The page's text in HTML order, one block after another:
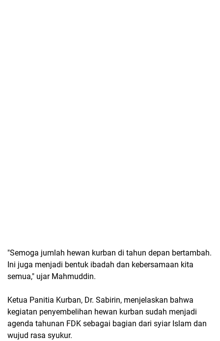
"Semoga jumlah hewan kurban di tahun depan bertambah.
Ini juga menjadi bentuk ibadah dan kebersamaan kita
semua," ujar Mahmuddin.
Ketua Panitia Kurban, Dr. Sabirin, menjelaskan bahwa
kegiatan penyembelihan hewan kurban sudah menjadi
agenda tahunan FDK sebagai bagian dari syiar Islam dan
wujud rasa syukur.